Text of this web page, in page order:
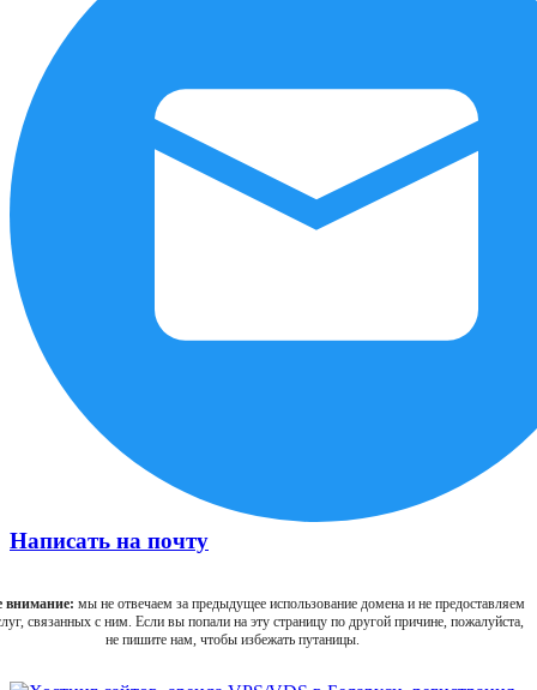
Написать на почту
внимание: мы не отвечаем за предыдущее использование домена и не предоставляем
связанных с ним. Если вы попали на эту страницу по другой причине, пожалуйста,
не пишите нам, чтобы избежать путаницы.